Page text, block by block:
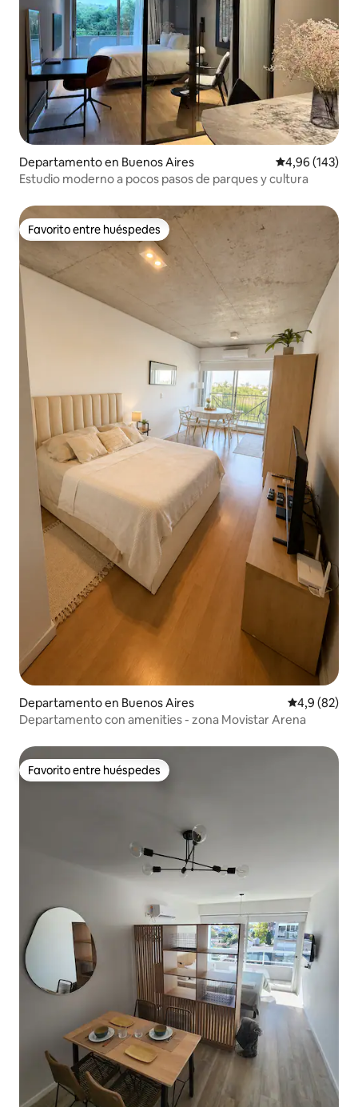
Departamento en Buenos Aires Calificación
4,96 (143)
Estudio moderno a pocos pasos de parques y cultura
Favorito entre huéspedes
Favorito entre huéspedes
Departamento en Buenos Aires Calificación
4,9 (82)
Departamento con amenities - zona Movistar Arena
Favorito entre huéspedes
Favorito entre huéspedes